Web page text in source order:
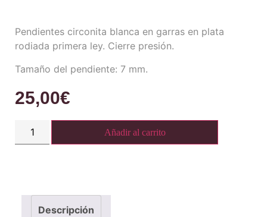
Pendientes circonita blanca en garras en plata
rodiada primera ley. Cierre presión.
Tamaño del pendiente: 7 mm.
25,00€
Añadir al carrito
Descripción